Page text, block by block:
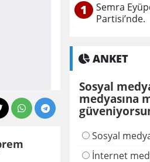
1
Semra
Partisi’nde.
ANKET
Sosyal
medyasına
Sosyal
İnternet